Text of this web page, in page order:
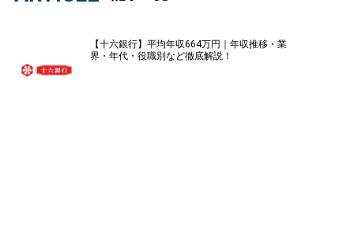
【十六銀行】平均年収664万円｜年収推移・業
界・年代・役職別など徹底解説！